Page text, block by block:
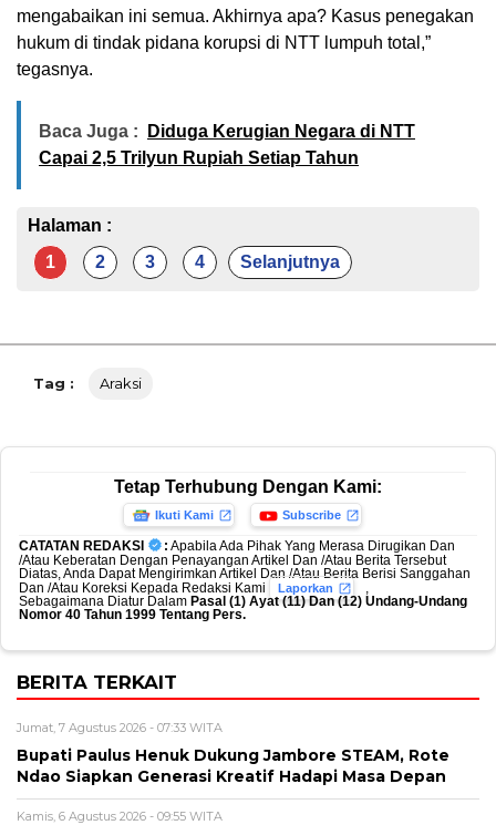
mengabaikan ini semua. Akhirnya apa? Kasus penegakan
hukum di tindak pidana korupsi di NTT lumpuh total,”
tegasnya.
Baca Juga :
Diduga Kerugian Negara di NTT
Capai 2,5 Trilyun Rupiah Setiap Tahun
Halaman :
1
2 3 4 Selanjutnya
Tag : Araksi
Tetap Terhubung Dengan Kami:
Ikuti Kami Subscribe
CATATAN REDAKSI : Apabila Ada Pihak Yang Merasa Dirugikan Dan
/Atau Keberatan Dengan Penayangan Artikel Dan /Atau Berita Tersebut
Diatas, Anda Dapat Mengirimkan Artikel Dan /Atau Berita Berisi Sanggahan
Dan /Atau Koreksi Kepada Redaksi Kami
Laporkan
,
Sebagaimana Diatur Dalam Pasal (1) Ayat (11) Dan (12) Undang-Undang
Nomor 40 Tahun 1999 Tentang Pers.
BERITA TERKAIT
Jumat, 7 Agustus 2026 - 07:33 WITA
Bupati Paulus Henuk Dukung Jambore STEAM, Rote
Ndao Siapkan Generasi Kreatif Hadapi Masa Depan
Kamis, 6 Agustus 2026 - 09:55 WITA